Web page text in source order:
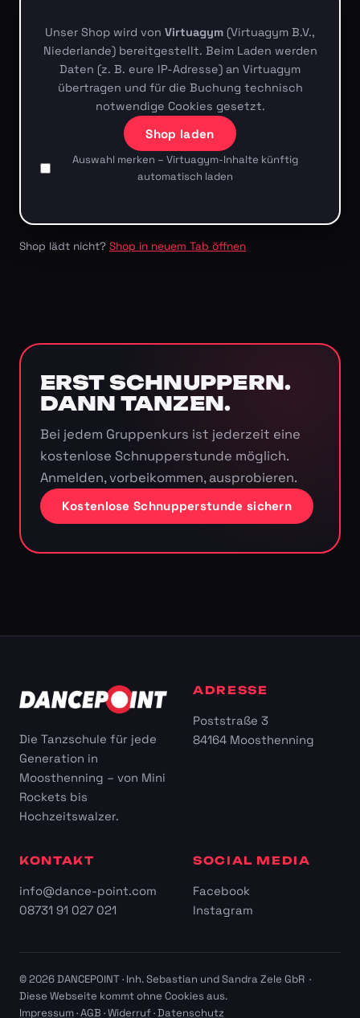
Unser Shop wird von Virtuagym (Virtuagym B.V.,
Niederlande) bereitgestellt. Beim Laden werden
Daten (z. B. eure IP-Adresse) an Virtuagym
übertragen und für die Buchung technisch
notwendige Cookies gesetzt.
Shop laden
Auswahl merken – Virtuagym-Inhalte künftig
automatisch laden
Shop lädt nicht? Shop in neuem Tab öffnen
ERST SCHNUPPERN.
DANN TANZEN.
Bei jedem Gruppenkurs ist jederzeit eine
kostenlose Schnupperstunde möglich.
Anmelden, vorbeikommen, ausprobieren.
Kostenlose Schnupperstunde sichern
Die Tanzschule für jede
Generation in
Moosthenning – von Mini
Rockets bis
Hochzeitswalzer.
ADRESSE
Poststraße 3
84164 Moosthenning
KONTAKT
info@dance-point.com
08731 91 027 021
SOCIAL MEDIA
Facebook
Instagram
© 2026 DANCEPOINT · Inh. Sebastian und Sandra Zele GbR ·
Diese Webseite kommt ohne Cookies aus.
Impressum·AGB ·Widerruf·Datenschutz